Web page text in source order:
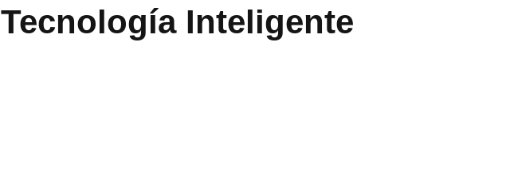
Tecnología Inteligente